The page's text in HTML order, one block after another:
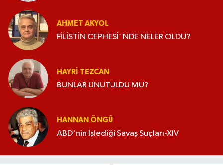
AHMET AKYOL
FİLİSTİN CEPHESİ’ NDE NELER OLDU?
HAYRI TEZCAN
BUNLAR UNUTULDU MU?
HANNAN ÖNGÜ
ABD'nin İşlediği Savaş Suçları-XIV